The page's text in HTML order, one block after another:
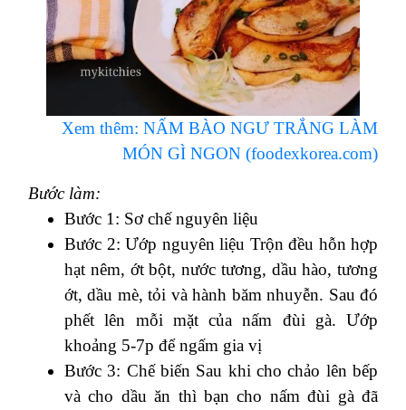
Xem thêm: NẤM BÀO NGƯ TRẮNG LÀM
MÓN GÌ NGON (foodexkorea.com)
Bước làm:
Bước 1: Sơ chế nguyên liệu
Bước 2: Ướp nguyên liệu Trộn đều hỗn hợp
hạt nêm, ớt bột, nước tương, dầu hào, tương
ớt, dầu mè, tỏi và hành băm nhuyễn. Sau đó
phết lên mỗi mặt của nấm đùi gà. Ướp
khoảng 5-7p để ngấm gia vị
Bước 3: Chế biến Sau khi cho chảo lên bếp
và cho dầu ăn thì bạn cho nấm đùi gà đã